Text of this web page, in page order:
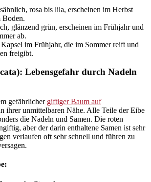
rosa bis lila, erscheinen im Herbst
Boden.
glänzend grün, erscheinen im Frühjahr und
ab.
im Frühjahr, die im Sommer reift und
freigibt.
Lebensgefahr durch Nadeln
gefährlicher giftiger Baum auf
ihrer unmittelbaren Nähe. Alle Teile der Eibe
die Nadeln und Samen. Die roten
aber der darin enthaltene Samen ist sehr
verlaufen oft sehr schnell und führen zu